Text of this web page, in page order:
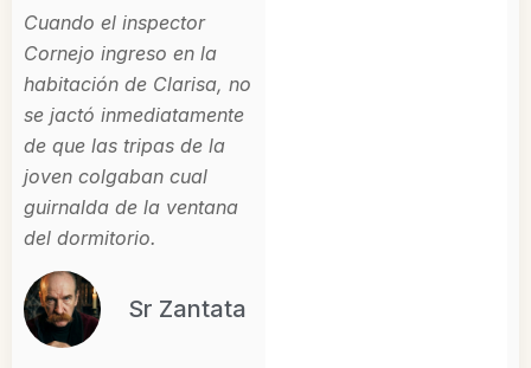
Cuando el inspector
Cornejo ingreso en la
habitación de Clarisa, no
se jactó inmediatamente
de que las tripas de la
joven colgaban cual
guirnalda de la ventana
del dormitorio.
Sr Zantata